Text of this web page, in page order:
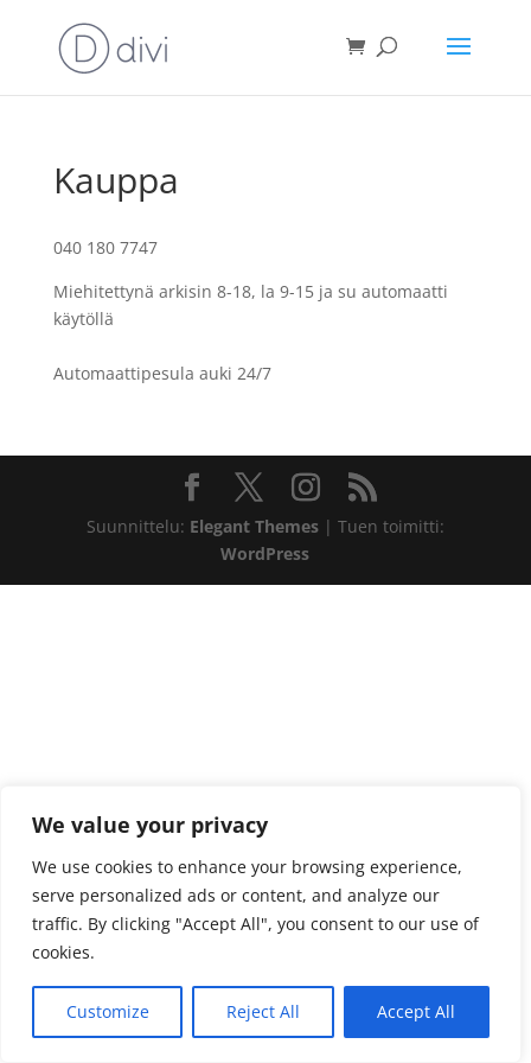
We value your privacy
We use cookies to enhance your browsing experience,
serve personalized ads or content, and analyze our
traffic. By clicking "Accept All", you consent to our use of
cookies.
Customize Reject All Accept All
Kauppa
040 180 7747
Miehitettynä arkisin 8-18, la 9-15 ja su automaatti
käytöllä
Automaattipesula auki 24/7
Suunnittelu: Elegant Themes| Tuen toimitti:
WordPress